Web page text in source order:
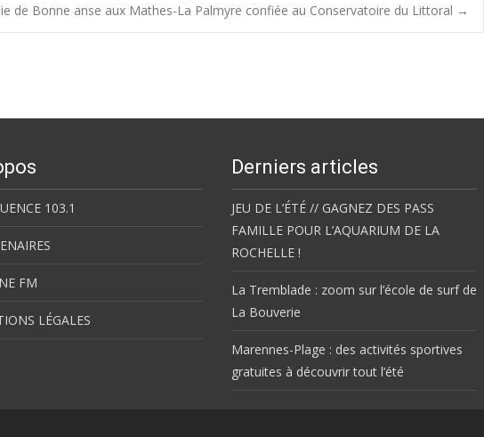
de Bonne anse aux Mathes-La Palmyre confiée au Conservatoire du Littoral →
103.1
FM
LÉGALES
Derniers articles
JEU DE L’ÉTÉ // GAGNEZ DES PASS
FAMILLE POUR L’AQUARIUM DE LA
ROCHELLE !
La Tremblade : zoom sur l’école de surf de
La Bouverie
Marennes-Plage : des activités sportives
gratuites à découvrir tout l’été